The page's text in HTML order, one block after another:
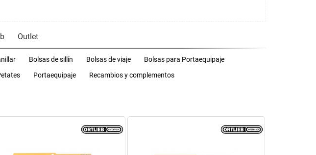
Outlet
Bolsas de sillín Bolsas de viaje
Bolsas para Portaequipaje
Portaequipaje Recambios y complementos